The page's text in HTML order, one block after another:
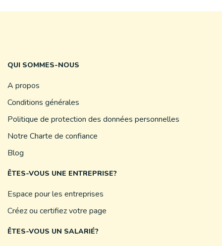
QUI SOMMES-NOUS
A propos
Conditions générales
Politique de protection des données personnelles
Notre Charte de confiance
Blog
ÊTES-VOUS UNE ENTREPRISE?
Espace pour les entreprises
Créez ou certifiez votre page
ÊTES-VOUS UN SALARIÉ?